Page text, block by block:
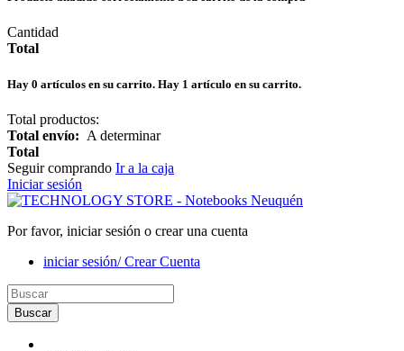
Cantidad
Total
Hay 0 artículos en su carrito. Hay 1 artículo en su carrito.
Total productos:
Total envío: A determinar
Total
Seguir comprando Ir a la caja
Iniciar sesión
Por favor, iniciar sesión o crear una cuenta
iniciar sesión/ Crear Cuenta
Buscar